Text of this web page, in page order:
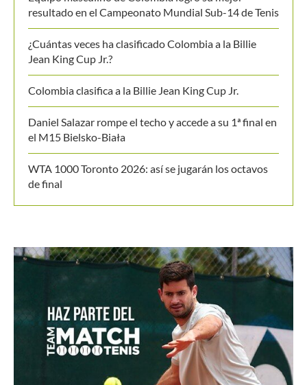
Equipo masculino de Colombia logró su mejor
resultado en el Campeonato Mundial Sub-14 de Tenis
¿Cuántas veces ha clasificado Colombia a la Billie
Jean King Cup Jr.?
Colombia clasifica a la Billie Jean King Cup Jr.
Daniel Salazar rompe el techo y accede a su 1ª final en
el M15 Bielsko-Biała
WTA 1000 Toronto 2026: así se jugarán los octavos